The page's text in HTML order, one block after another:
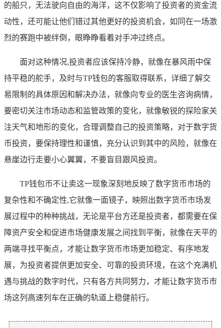
的船只，无法驶向自由的海洋，这不仅影响了投资者的资金流
动性，还可能让他们错过其他更好的投资机会，如同在一场激
烈的赛跑中被绊倒，眼睁睁看着对手冲过终点。
面对这种情况,投资者应该保持冷静，就像在暴风雨中保
持平稳的舵手，及时与TP钱包的客服取得联系，详细了解交
易限制的具体原因和解决办法，就像向专业的医生咨询病情，
要密切关注市场动态和监管政策的变化，就像敏锐的探险家关
注天气和地形的变化，合理调整自己的投资策略，对于数字货
币投资，要保持理性和谨慎，充分认识到其中的风险，就像在
悬崖边行走要小心翼翼，不要盲目跟风投资。
TP钱包币不让卖这一现象深刻地反映了数字货币市场的
复杂性和不确定性,它就像一面镜子，映照出数字货币市场发
展过程中的种种挑战，无论是平台方还是投资者，都需要在保
障资产安全和促进市场健康发展之间找到平衡，就像在天平的
两端寻找平衡点，才能让数字货币市场更加稳定、有序地发
展，为投资者提供更加安全、可靠的投资环境，在这个充满机
遇与挑战的数字时代，只有各方共同努力，才能让数字货币市
场这列高速列车在正确的轨道上稳健前行。